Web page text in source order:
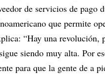
de servicios de pago
que permite
“Hay una revolución,
siendo muy alta. Por
para que la gente de a